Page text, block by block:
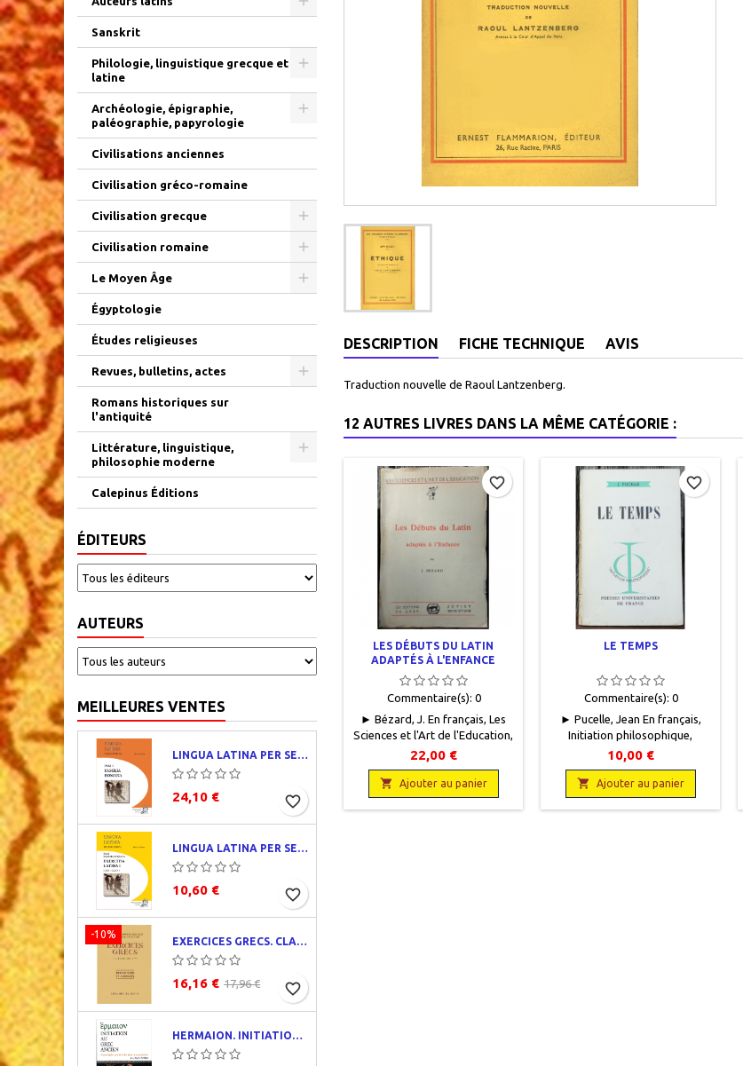
Sanskrit
Philologie, linguistique grecque et
latine
Archéologie, épigraphie,
paléographie, papyrologie
Civilisations anciennes
Civilisation gréco-romaine
Civilisation grecque
Civilisation romaine
Le Moyen Âge
Égyptologie
Études religieuses
Revues, bulletins, actes
Romans historiques sur
l'antiquité
Littérature, linguistique,
philosophie moderne
Calepinus Éditions
ÉDITEURS
AUTEURS
MEILLEURES VENTES
LINGUA LATINA PER SE ILLUSTRATA. PARS I : FAMILIA ROMANA
24,10 € favorite_border
LINGUA LATINA PER SE ILLUSTRATA. EXERCITIA LATINA I
10,60 € favorite_border
-10%
EXERCICES GRECS. CLASSE DE QUATRIÈME. TRADUCTIONS ET CORRIGÉS
16,16 € 17,96 € favorite_border
DESCRIPTION FICHE TECHNIQUE AVIS
Traduction nouvelle de Raoul Lantzenberg.
12 AUTRES LIVRES DANS LA MÊME CATÉGORIE :
LES DÉBUTS DU LATIN
ADAPTÉS À L'ENFANCE
Commentaire(s): 0
► Bézard, J. En français, Les
Sciences et l'Art de l'Education,
Les Editions du Cerf, 1934, 12,5
x 19, XII + 230 pages, broché,
occasion. Bon état. Couverture
défraîchie. Bon état intérieur.
Rousseurs éparses.
22,00 €
 Ajouter au panier
favorite_border
LE TEMPS
Commentaire(s): 0
► Pucelle, Jean En français,
Initiation philosophique,
Presses universitaires de
France, 1955, 12 x 18,5, 108
pages, broché, occasion. Bon
état. Première édition.
10,00 €
 Ajouter au panier
favorite_border